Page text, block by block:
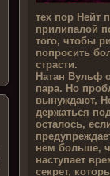
тех пор Нейт
прилипалой
того, чтобы
попросить
страсти.
Натан Вульф
пара. Но
вынуждают,
держаться
осталось,
нем больше,
наступает
секрет,